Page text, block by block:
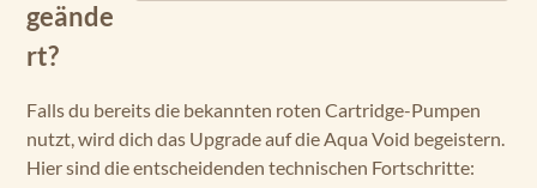
geände
rt?
Falls du bereits die bekannten roten Cartridge-Pumpen
nutzt, wird dich das Upgrade auf die Aqua Void begeistern.
Hier sind die entscheidenden technischen Fortschritte: